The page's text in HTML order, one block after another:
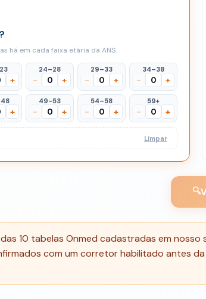
há em cada faixa etária da ANS.
+
24–28
− +
29–33
− +
34–38
− +
+
49–53
− +
54–58
− +
59+
− +
Limpar
🔍
10 tabelas Onmed cadastradas em nosso
com um corretor habilitado antes